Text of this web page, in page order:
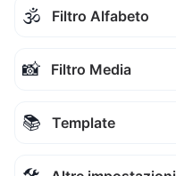
🕉️ Filtro Alfabeto
📸 Filtro Media
📚 Template